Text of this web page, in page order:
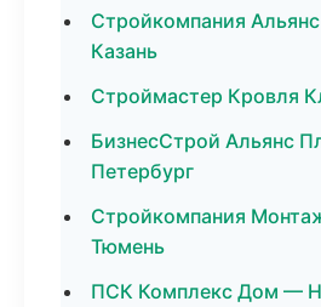
Стройкомпания
Казань
Строймастер Кровля
БизнесСтрой Альянс
Петербург
Стройкомпания
Тюмень
ПСК Комплекс Дом —